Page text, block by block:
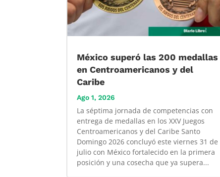
México superó las 200 medallas
en Centroamericanos y del
Caribe
Ago 1, 2026
La séptima jornada de competencias con
entrega de medallas en los XXV Juegos
Centroamericanos y del Caribe Santo
Domingo 2026 concluyó este viernes 31 de
julio con México fortalecido en la primera
posición y una cosecha que ya supera...